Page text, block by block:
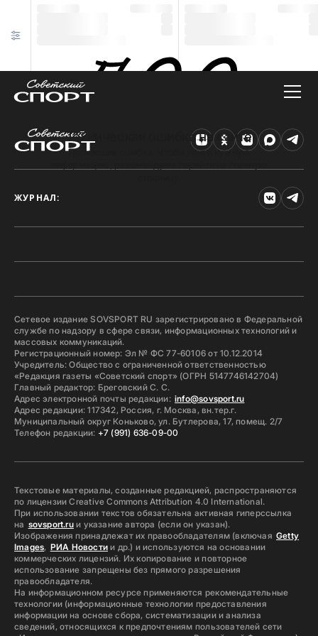
Техническая ошибка на сайте
Произошла ошибка. Чтобы найти нужную
ЖУРНАЛ:
Сетевое издание SOVSPORT RU зарегистрировано в Федеральной
службе по надзору в сфере связи, информационных технологий и
массовых коммуникаций.
Регистрационный номер: Эл № ФС 77-60106 от 10.12.2014
Учредитель: Общество с ограниченной ответственностью
«Редакция газеты «Советский спорт» (ОГРН 5147746142704)
Главный редактор: Бреговский С. С.
Адрес электронной почты редакции: info@sovsport.ru
Адрес редакции: 117342, Россия, г. Москва, вн.тер.г.
Муниципальный округ Коньково, ул. Бутлерова, 17, помещ. 2/7
Телефон редакции: +7 (991) 636-09-00
Текстовые материалы, созданные редакцией, распространяются
по лицензии Creative Commons Attribution 4.0 International.
При использовании текстов обязательна активная гиперссылка
на sovsport.ruи указание автора (если он указан).
Изображения принадлежат их правообладателям (включая Getty
Images, РИА Новостии др.) и используются на основании
коммерческих лицензий. Их копирование и повторное
использование запрещены без прямого разрешения
правообладателя.
На информационном ресурсе применяются рекомендательные
технологии (информационные технологии предоставления
информации на основе сбора, систематизации и анализа
сведений, относящихся к предпочтениям пользователей сети